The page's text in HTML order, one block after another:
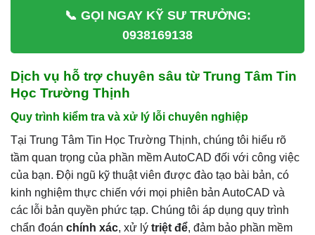
📞 GỌI NGAY KỸ SƯ TRƯỞNG:
0938169138
Dịch vụ hỗ trợ chuyên sâu từ Trung Tâm Tin
Học Trường Thịnh
Quy trình kiểm tra và xử lý lỗi chuyên nghiệp
Tại Trung Tâm Tin Học Trường Thịnh, chúng tôi hiểu rõ
tầm quan trọng của phần mềm AutoCAD đối với công việc
của bạn. Đội ngũ kỹ thuật viên được đào tạo bài bản, có
kinh nghiệm thực chiến với mọi phiên bản AutoCAD và
các lỗi bản quyền phức tạp. Chúng tôi áp dụng quy trình
chẩn đoán chính xác, xử lý triệt để, đảm bảo phần mềm